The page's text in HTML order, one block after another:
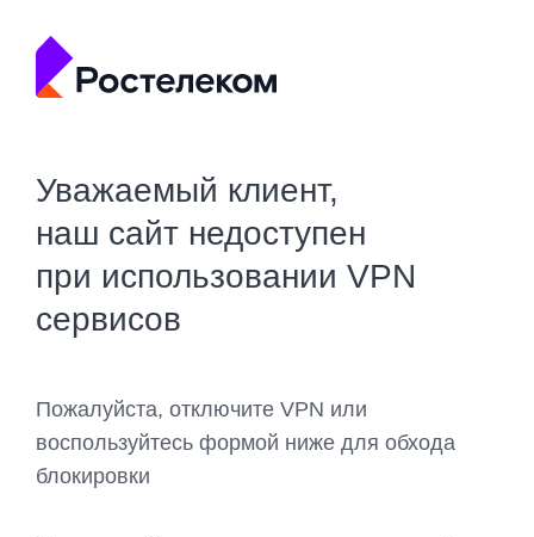
Уважаемый клиент,
наш сайт недоступен
при использовании VPN
сервисов
Пожалуйста, отключите VPN или
воспользуйтесь формой ниже для обхода
блокировки